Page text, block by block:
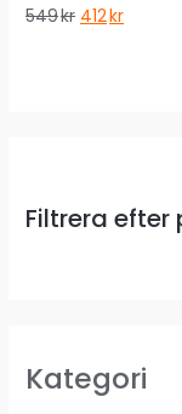
Filtrera efter
Kategori
549kr Det
412krDet